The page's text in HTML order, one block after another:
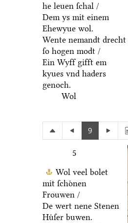
he leuen ſchal /
Dem ys mit einem
Ehewyue wol.
Wente nemandt drecht
ſo hogen modt /
Ein Wyff gifft em
kyues vnd haders
genoch.
Wol
9
5
Wol veel bolet
mit ſchoͤnen
Frouwen /
De wert nene Stenen
Huͤſer buwen.